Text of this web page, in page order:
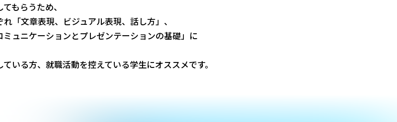
もらうため、
「文章表現、ビジュアル表現、話し方」、
ミュニケーションとプレゼンテーションの基礎」に
いる方、就職活動を控えている学生にオススメです。